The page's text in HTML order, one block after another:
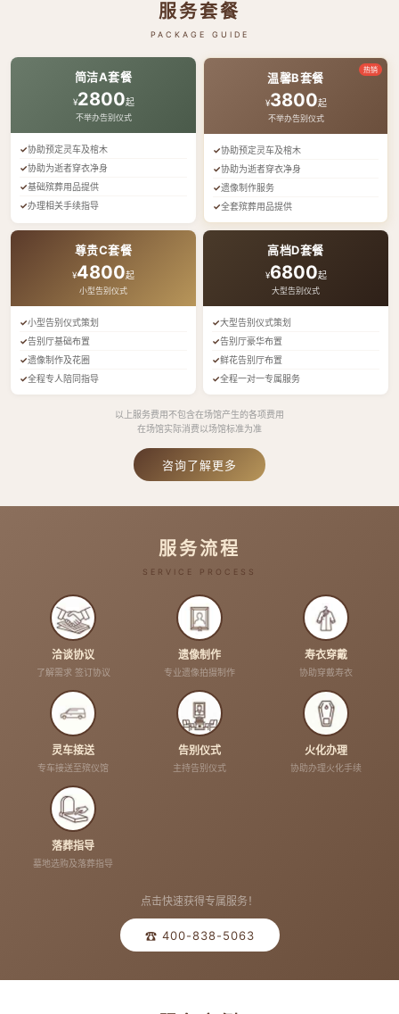
服务套餐
PACKAGE GUIDE
简洁A套餐
¥2800起
不举办告别仪式
协助预定灵车及棺木
协助为逝者穿衣净身
基础殡葬用品提供
办理相关手续指导
热销
温馨B套餐
¥3800起
不举办告别仪式
协助预定灵车及棺木
协助为逝者穿衣净身
遗像制作服务
全套殡葬用品提供
尊贵C套餐
¥4800起
小型告别仪式
小型告别仪式策划
告别厅基础布置
遗像制作及花圈
全程专人陪同指导
高档D套餐
¥6800起
大型告别仪式
大型告别仪式策划
告别厅豪华布置
鲜花告别厅布置
全程一对一专属服务
以上服务费用不包含在场馆产生的各项费用
在场馆实际消费以场馆标准为准
咨询了解更多
服务流程
SERVICE PROCESS
洽谈协议
了解需求 签订协议
遗像制作
专业遗像拍摄制作
寿衣穿戴
协助穿戴寿衣
灵车接送
专车接送至殡仪馆
告别仪式
主持告别仪式
火化办理
协助办理火化手续
落葬指导
墓地选购及落葬指导
点击快速获得专属服务！
☎ 400-838-5063